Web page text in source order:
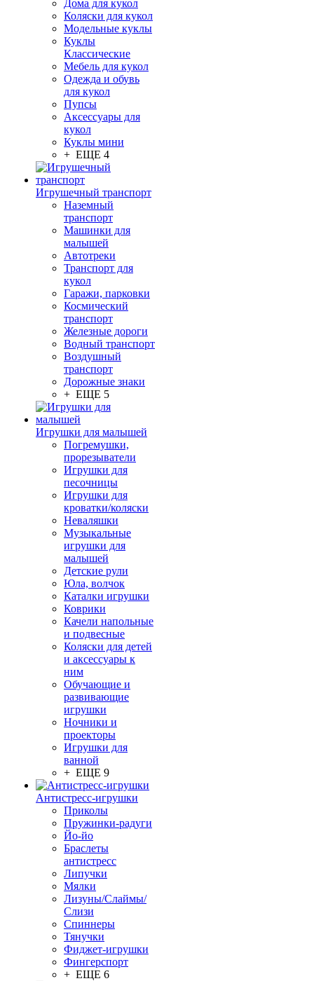
Дома для кукол
Коляски для кукол
Модельные куклы
Куклы
Классические
Мебель для кукол
Одежда и обувь
для кукол
Пупсы
Аксессуары для
кукол
Куклы мини
+ ЕЩЕ 4
Игрушечный транспорт
Наземный
транспорт
Машинки для
малышей
Автотреки
Транспорт для
кукол
Гаражи, парковки
Космический
транспорт
Железные дороги
Водный транспорт
Воздушный
транспорт
Дорожные знаки
+ ЕЩЕ 5
Игрушки для малышей
Погремушки,
прорезыватели
Игрушки для
песочницы
Игрушки для
кроватки/коляски
Неваляшки
Музыкальные
игрушки для
малышей
Детские рули
Юла, волчок
Каталки игрушки
Коврики
Качели напольные
и подвесные
Коляски для детей
и аксессуары к
ним
Обучающие и
развивающие
игрушки
Ночники и
проекторы
Игрушки для
ванной
+ ЕЩЕ 9
Антистресс-игрушки
Приколы
Пружинки-радуги
Йо-йо
Браслеты
антистресс
Липучки
Мялки
Лизуны/Слаймы/
Слизи
Спиннеры
Тянучки
Фиджет-игрушки
Фингерспорт
+ ЕЩЕ 6